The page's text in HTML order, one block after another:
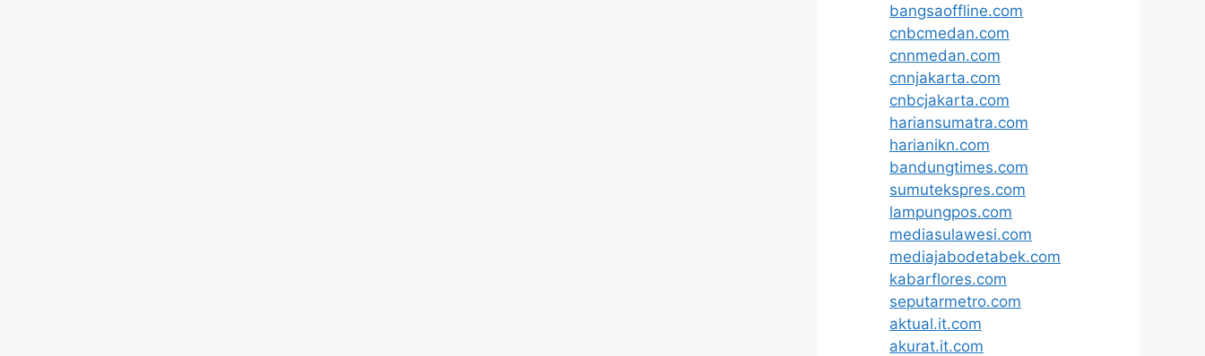
bangsaoffline.com
cnbcmedan.com
cnnmedan.com
cnnjakarta.com
cnbcjakarta.com
hariansumatra.com
harianikn.com
bandungtimes.com
sumutekspres.com
lampungpos.com
mediasulawesi.com
mediajabodetabek.com
kabarflores.com
seputarmetro.com
aktual.it.com
akurat.it.com